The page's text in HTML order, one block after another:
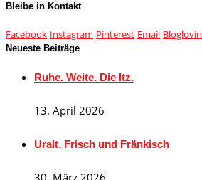
Bleibe in Kontakt
Facebook Instagram Pinterest Email Bloglovin
Neueste Beiträge
Ruhe. Weite. Die Itz.
13. April 2026
Uralt, Frisch und Fränkisch
30. März 2026